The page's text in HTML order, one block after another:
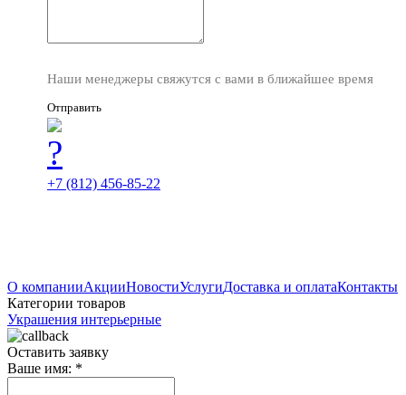
Наши менеджеры свяжутся с вами в ближайшее время
Отправить
+7 (812) 456-85-22
О компанииАкцииНовостиУслугиДоставка и оплатаКонтакты
Категории товаров
Украшения интерьерные
Оставить заявку
Ваше имя: *